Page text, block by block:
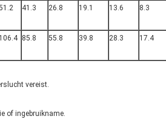
41.3 26.8 19.1 13.6 8.3
106.4 85.8 55.8 39.8 28.3 17.4
vereist.
of ingebruikname.